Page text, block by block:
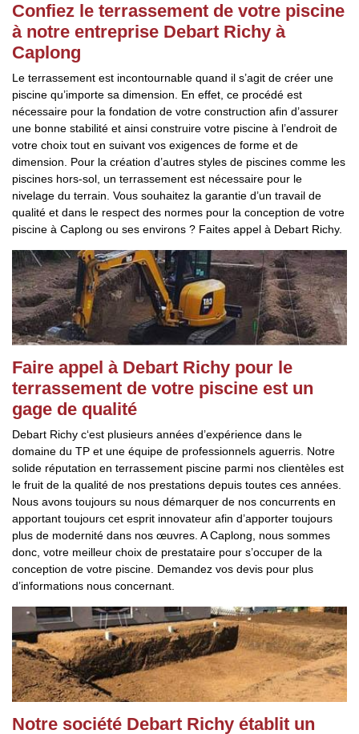
Confiez le terrassement de votre piscine
à notre entreprise Debart Richy à
Caplong
Le terrassement est incontournable quand il s’agit de créer une
piscine qu’importe sa dimension. En effet, ce procédé est
nécessaire pour la fondation de votre construction afin d’assurer
une bonne stabilité et ainsi construire votre piscine à l’endroit de
votre choix tout en suivant vos exigences de forme et de
dimension. Pour la création d’autres styles de piscines comme les
piscines hors-sol, un terrassement est nécessaire pour le
nivelage du terrain. Vous souhaitez la garantie d’un travail de
qualité et dans le respect des normes pour la conception de votre
piscine à Caplong ou ses environs ? Faites appel à Debart Richy.
Faire appel à Debart Richy pour le
terrassement de votre piscine est un
gage de qualité
Debart Richy c‘est plusieurs années d’expérience dans le
domaine du TP et une équipe de professionnels aguerris. Notre
solide réputation en terrassement piscine parmi nos clientèles est
le fruit de la qualité de nos prestations depuis toutes ces années.
Nous avons toujours su nous démarquer de nos concurrents en
apportant toujours cet esprit innovateur afin d’apporter toujours
plus de modernité dans nos œuvres. A Caplong, nous sommes
donc, votre meilleur choix de prestataire pour s’occuper de la
conception de votre piscine. Demandez vos devis pour plus
d’informations nous concernant.
Notre société Debart Richy établit un